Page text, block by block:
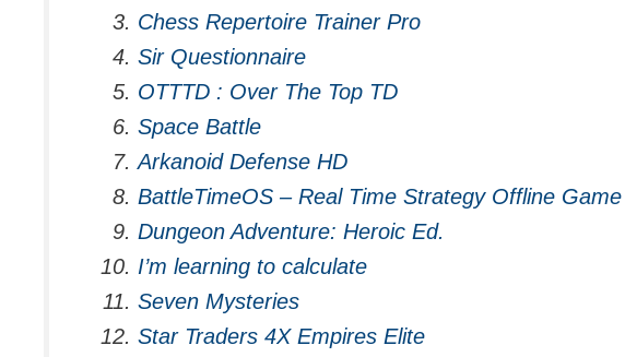
Chess Repertoire Trainer Pro
Sir Questionnaire
OTTTD : Over The Top TD
Space Battle
Arkanoid Defense HD
BattleTimeOS – Real Time Strategy Offline Game
Dungeon Adventure: Heroic Ed.
I’m learning to calculate
Seven Mysteries
Star Traders 4X Empires Elite